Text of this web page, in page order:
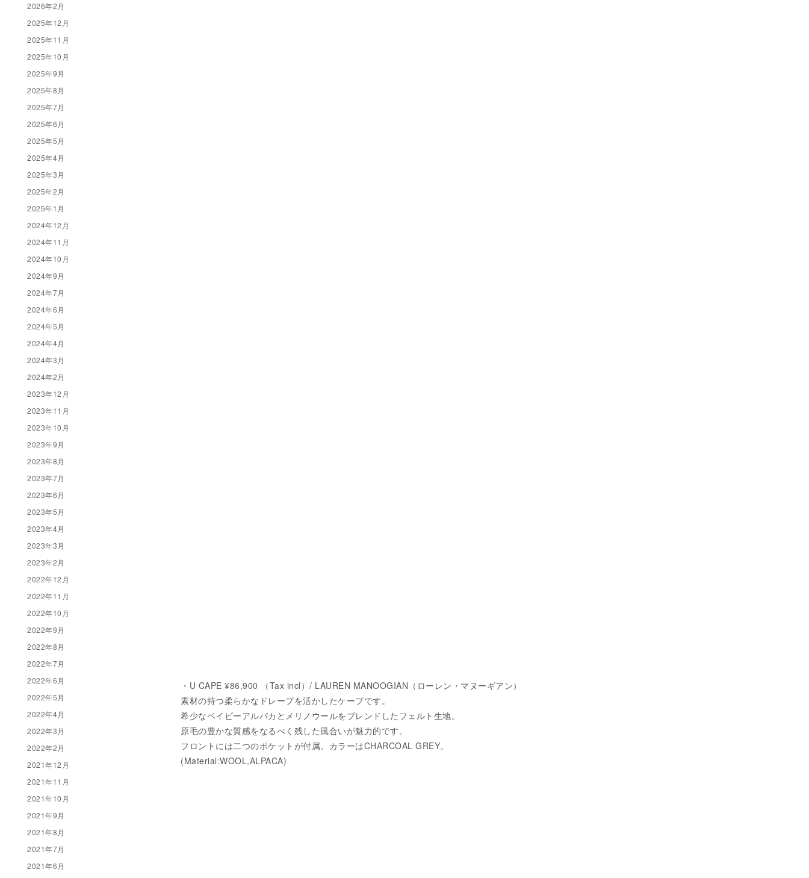
・U CAPE ¥86,900 （Tax incl）/ LAUREN MANOOGIAN（ローレン・マヌーギアン）
素材の持つ柔らかなドレープを活かしたケープです。
希少なベイビーアルパカとメリノウールをブレンドしたフェルト生地。
原毛の豊かな質感をなるべく残した風合いが魅力的です。
フロントには二つのポケットが付属。カラーはCHARCOAL GREY。
(Material:WOOL,ALPACA)
2026年2月
2025年12月
2025年11月
2025年10月
2025年9月
2025年8月
2025年7月
2025年6月
2025年5月
2025年4月
2025年3月
2025年2月
2025年1月
2024年12月
2024年11月
2024年10月
2024年9月
2024年7月
2024年6月
2024年5月
2024年4月
2024年3月
2024年2月
2023年12月
2023年11月
2023年10月
2023年9月
2023年8月
2023年7月
2023年6月
2023年5月
2023年4月
2023年3月
2023年2月
2022年12月
2022年11月
2022年10月
2022年9月
2022年8月
2022年7月
2022年6月
2022年5月
2022年4月
2022年3月
2022年2月
2021年12月
2021年11月
2021年10月
2021年9月
2021年8月
2021年7月
2021年6月